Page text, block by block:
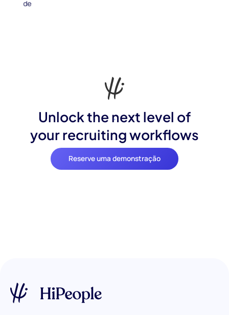
Unlock the next level of
your recruiting workflows
Reserve uma demonstração